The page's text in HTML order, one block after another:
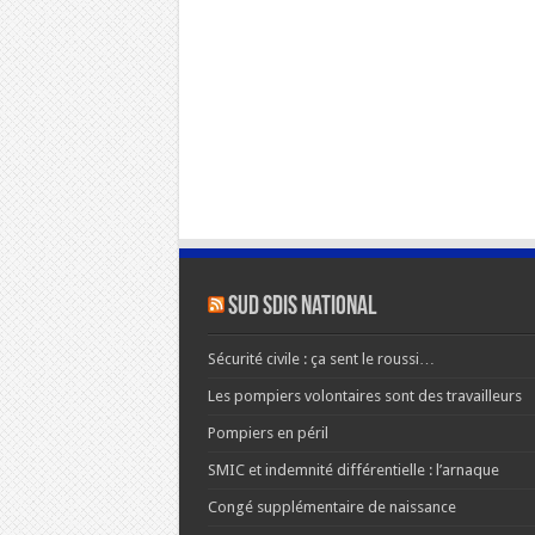
SUD SDIS national
Sécurité civile : ça sent le roussi…
Les pompiers volontaires sont des travailleurs
Pompiers en péril
SMIC et indemnité différentielle : l’arnaque
Congé supplémentaire de naissance